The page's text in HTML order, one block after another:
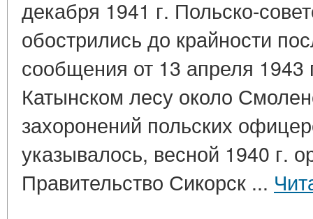
декабря 1941 г. Польско-
обострились до крайности
сообщения от 13 апреля 1943
Катынском лесу около
захоронений польских
указывалось, весной 1940 г.
Правительство Сикорск ...